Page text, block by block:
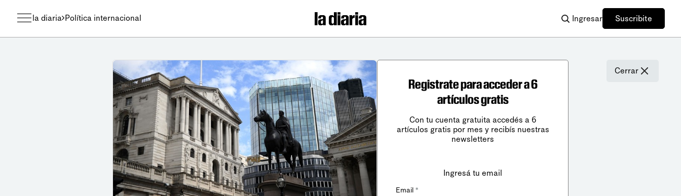
la diaria Política internacional Ingresar Suscribite
Cerrar
Registrate para acceder a 6
artículos gratis
Con tu cuenta gratuita accedés a 6
artículos gratis por mes y recibís nuestras
newsletters
Ingresá tu email
Email *